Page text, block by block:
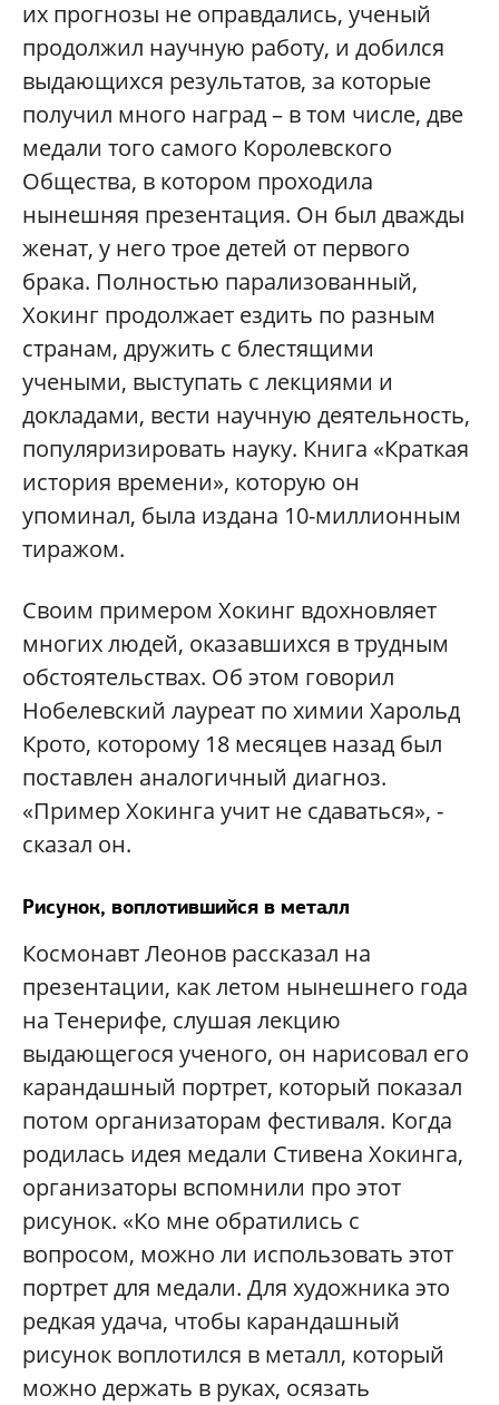
их прогнозы не оправдались, ученый
продолжил научную работу, и добился
выдающихся результатов, за которые
получил много наград – в том числе, две
медали того самого Королевского
Общества, в котором проходила
нынешняя презентация. Он был дважды
женат, у него трое детей от первого
брака. Полностью парализованный,
Хокинг продолжает ездить по разным
странам, дружить с блестящими
учеными, выступать с лекциями и
докладами, вести научную деятельность,
популяризировать науку. Книга «Краткая
история времени», которую он
упоминал, была издана 10-миллионным
тиражом.
Своим примером Хокинг вдохновляет
многих людей, оказавшихся в трудным
обстоятельствах. Об этом говорил
Нобелевский лауреат по химии Харольд
Крото, которому 18 месяцев назад был
поставлен аналогичный диагноз.
«Пример Хокинга учит не сдаваться», -
сказал он.
Рисунок, воплотившийся в металл
Космонавт Леонов рассказал на
презентации, как летом нынешнего года
на Тенерифе, слушая лекцию
выдающегося ученого, он нарисовал его
карандашный портрет, который показал
потом организаторам фестиваля. Когда
родилась идея медали Стивена Хокинга,
организаторы вспомнили про этот
рисунок. «Ко мне обратились с
вопросом, можно ли использовать этот
портрет для медали. Для художника это
редкая удача, чтобы карандашный
рисунок воплотился в металл, который
можно держать в руках, осязать